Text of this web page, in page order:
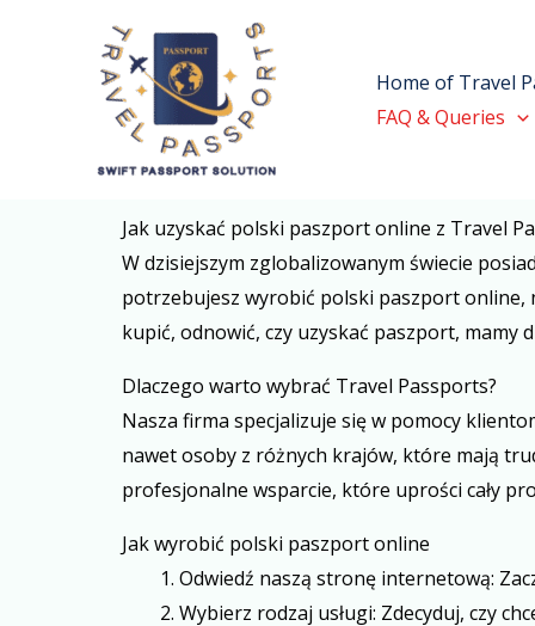
Home of Travel
FAQ & Queries
Jak uzyskać polski paszport online z Travel
W dzisiejszym zglobalizowanym świecie
potrzebujesz wyrobić polski paszport online,
kupić, odnowić, czy uzyskać paszport, mamy
Dlaczego warto wybrać Travel Passports?
Nasza firma specjalizuje się w pomocy
nawet osoby z różnych krajów, które mają
profesjonalne wsparcie, które uprości cały
Jak wyrobić polski paszport online
Odwiedź naszą stronę internetową:
Wybierz rodzaj usługi: Zdecyduj, czy